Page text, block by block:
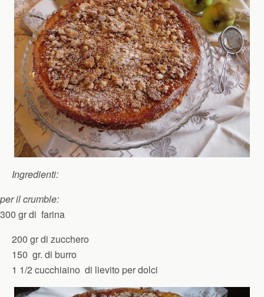
Ingredienti:
per il crumble:
300 gr di farina
200 gr di zucchero
150 gr. di burro
1 1/2 cucchiaino di lievito per dolci